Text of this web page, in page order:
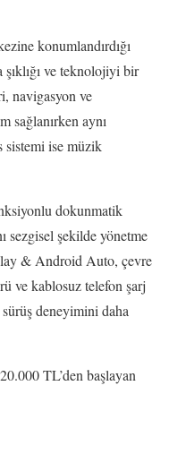
konumlandırdığı
ve teknolojiyi bir
navigasyon ve
sağlanırken aynı
sistemi ise müzik
dokunmatik
sezgisel şekilde yönetme
& Android Auto, çevre
ve kablosuz telefon şarj
deneyimini daha
TL’den başlayan